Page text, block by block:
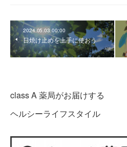
2024.05.03 00:00
日焼け止めを上手に使おう
class A 薬局がお届けする
ヘルシーライフスタイル